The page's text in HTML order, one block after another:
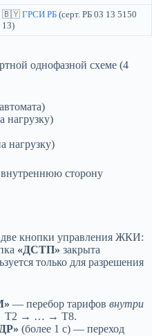
🇧🇾 ГРСИ РБ(серт. РБ 03 13 5150
13)
однофазной схеме (4
нагрузку)
нагрузку)
сторону
кнопки управления ЖКИ:
«ДСТП» закрыта
только для разрешения
— перебор тарифов внутри
Т2 → … → Т8.
(более 1 с) — переход